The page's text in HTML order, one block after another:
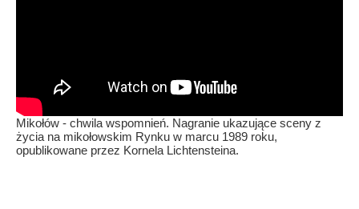
Mikołów - chwila wspomnień. Nagranie ukazujące sceny z
życia na mikołowskim Rynku w marcu 1989 roku,
opublikowane przez Kornela Lichtensteina.